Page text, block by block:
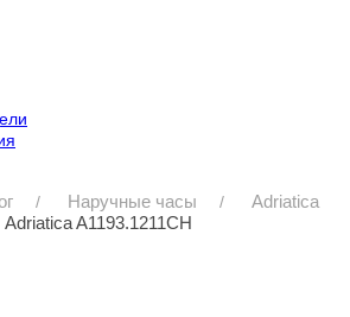
Наручные часы
Adriatica
Adriatica A1193.1211CH